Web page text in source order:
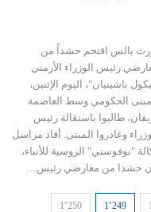
بالس اقتحم حشداً من
رئيس الوزراء الأرمني
باشينيان"، اليوم الإثنين،
الحكومي وسط العاصمة
طالبوا باستقالة رئيس
وغادروا المبنى. أفاد مراسل
"نوفوستي" الروسية للأنباء،
حشدا من معارضي رئيس…
1٬249 1٬250